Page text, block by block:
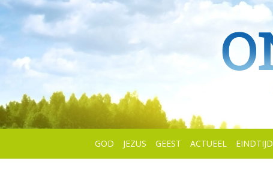
GOD JEZUS GEEST ACTUEEL EINDTIJD